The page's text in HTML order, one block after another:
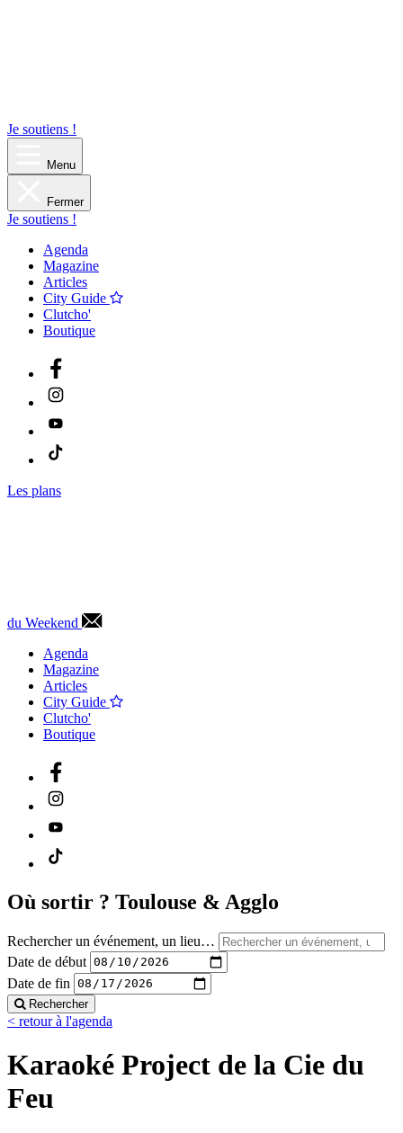
Je soutiens !
Menu
Fermer
Je soutiens !
Agenda
Magazine
Articles
City Guide
Clutcho'
Boutique
Les plans
du Weekend
Agenda
Magazine
Articles
City Guide
Clutcho'
Boutique
Où sortir ? Toulouse & Agglo
Rechercher un événement, un lieu…
Date de début
Date de fin
Rechercher
< retour à l'agenda
Karaoké Project de la Cie du
Feu